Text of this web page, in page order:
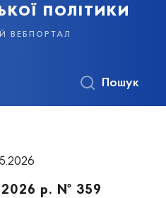
політики
вебпортал
Пошук
2026 р. № 359